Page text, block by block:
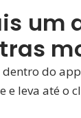
do
leva até o